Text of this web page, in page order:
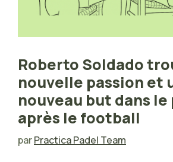
Roberto Soldado
nouvelle passion et
nouveau but dans le
après le football
parPractica Padel Team